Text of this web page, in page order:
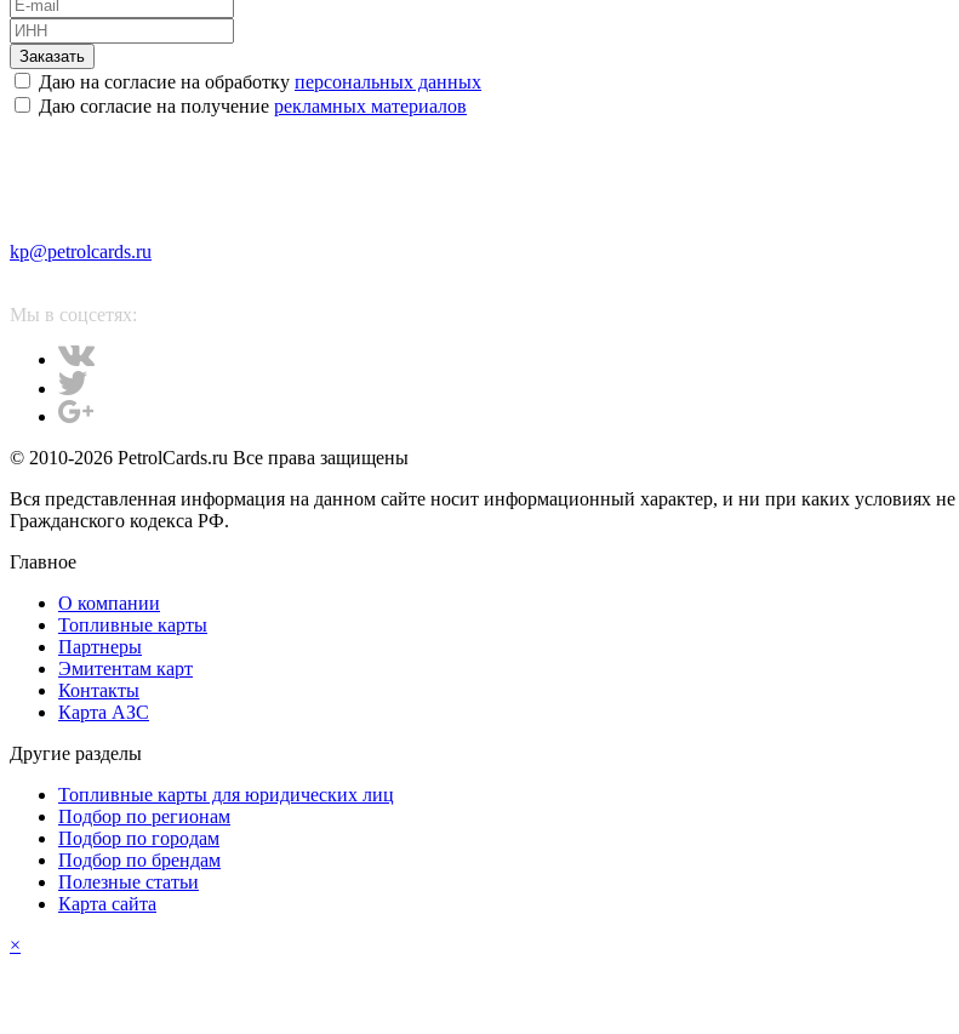
Заказать
Даю на согласие на обработку персональных данных
Даю согласие на получение рекламных материалов
kp@petrolcards.ru
Мы в соцсетях:
© 2010-2026 PetrolCards.ru Все права защищены
Вся представленная информация на данном сайте носит информационный характер, и ни при каких условиях
Гражданского кодекса РФ.
Главное
О компании
Топливные карты
Партнеры
Эмитентам карт
Контакты
Карта АЗС
Другие разделы
Топливные карты для юридических лиц
Подбор по регионам
Подбор по городам
Подбор по брендам
Полезные статьи
Карта сайта
×